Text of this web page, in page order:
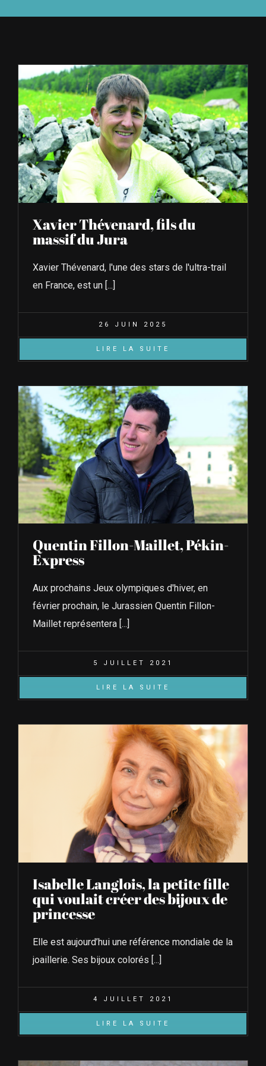
OÙ TROUVER NUMÉRO 39
LIRE NUMÉRO 39
Xavier Thévenard, fils du
massif du Jura
Xavier Thévenard, l'une des stars de l'ultra-trail
en France, est un [...]
26 JUIN 2025
LIRE LA SUITE
Quentin Fillon-Maillet, Pékin-
Express
Aux prochains Jeux olympiques d'hiver, en
février prochain, le Jurassien Quentin Fillon-
Maillet représentera [...]
5 JUILLET 2021
LIRE LA SUITE
Isabelle Langlois, la petite fille
qui voulait créer des bijoux de
princesse
Elle est aujourd’hui une référence mondiale de la
joaillerie. Ses bijoux colorés [...]
4 JUILLET 2021
LIRE LA SUITE